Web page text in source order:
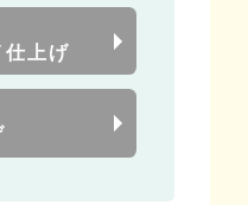
仕上げ